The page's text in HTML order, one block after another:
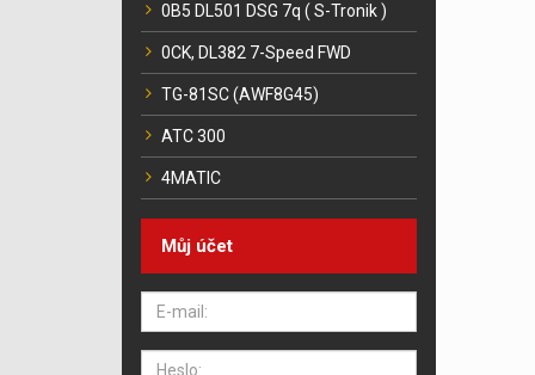
0B5 DL501 DSG 7q ( S-Tronik )
0CK, DL382 7-Speed FWD
TG-81SC (AWF8G45)
ATC 300
4MATIC
Můj účet